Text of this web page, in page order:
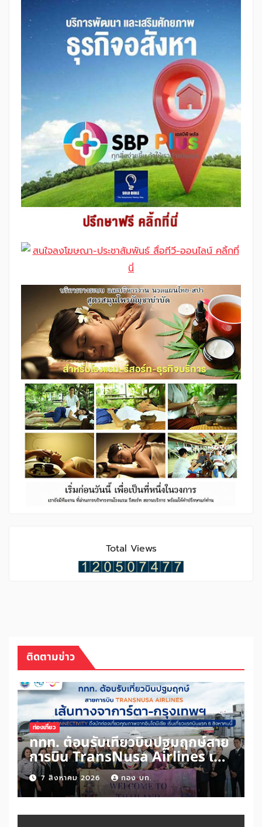
Total Views
ติดตามข่าว
ท่องเที่ยว
ททท. ต้อนรับเที่ยวบินปฐมฤกษ์สาย
การบิน TransNusa Airlines เส้น
ทางจาการ์ตา-กรุงเทพฯ เสริม Air
Connectivity ดึงนักท่องเที่ยว
คุณภาพจากอินโดนีเซีย เริ่มเที่ยว
แรกบินแรก 6 สิงหาคมนี้
7 สิงหาคม 2026 กอง บก.